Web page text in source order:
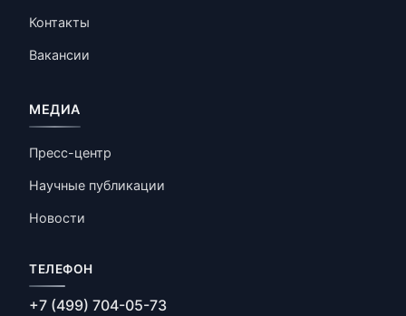
Контакты
Вакансии
МЕДИА
Пресс-центр
Научные публикации
Новости
ТЕЛЕФОН
+7 (499) 704-05-73